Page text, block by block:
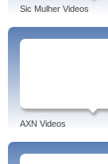
Sic Mulher Videos
AXN Videos